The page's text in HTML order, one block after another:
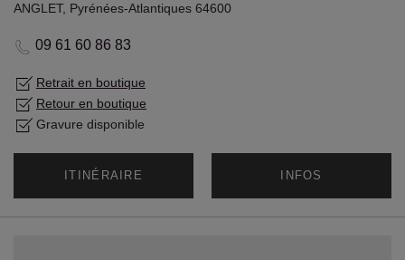
ANGLET, Pyrénées-Atlantiques 64600
09 61 60 86 83
Retrait en boutique
Retour en boutique
Gravure disponible
ITINÉRAIRE INFOS